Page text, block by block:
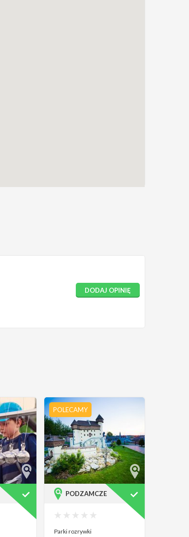
DODAJ OPINIĘ
POLECAMY
PODZAMCZE
Parki rozrywki